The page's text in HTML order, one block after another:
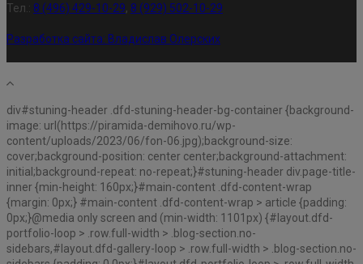
Тел.: 8 (496) 429-10-29, 8 (929) 502-10-29
Разработка сайта: Владислав Олерских
div#stuning-header .dfd-stuning-header-bg-container {background-
image: url(https://piramida-demihovo.ru/wp-
content/uploads/2023/06/fon-06.jpg);background-size:
cover;background-position: center center;background-attachment:
initial;background-repeat: no-repeat;}#stuning-header div.page-title-
inner {min-height: 160px;}#main-content .dfd-content-wrap
{margin: 0px;} #main-content .dfd-content-wrap > article {padding:
0px;}@media only screen and (min-width: 1101px) {#layout.dfd-
portfolio-loop > .row.full-width > .blog-section.no-
sidebars,#layout.dfd-gallery-loop > .row.full-width > .blog-section.no-